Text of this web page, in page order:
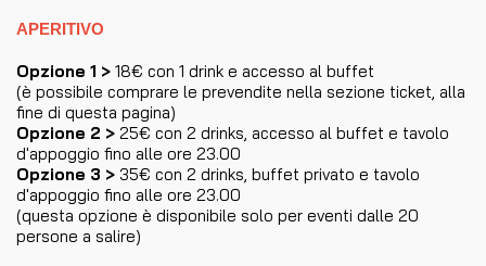
APERITIVO
Opzione 1 > 18€ con 1 drink e accesso al buffet
(è possibile comprare le prevendite nella sezione ticket, alla
fine di questa pagina)
Opzione 2 > 25€ con 2 drinks, accesso al buffet e tavolo
d'appoggio fino alle ore 23.00
Opzione 3 > 35€ con 2 drinks, buffet privato e tavolo
d'appoggio fino alle ore 23.00
(questa opzione è disponibile solo per eventi dalle 20
persone a salire)